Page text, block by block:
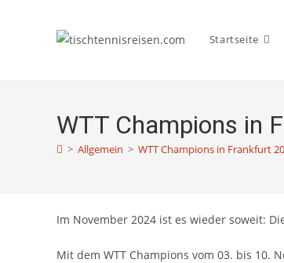
Startseite
WTT Champions in
> Allgemein > WTT Champions in Frankfurt
Im November 2024 ist es wieder soweit:
Mit dem WTT Champions vom 03. bis 10.